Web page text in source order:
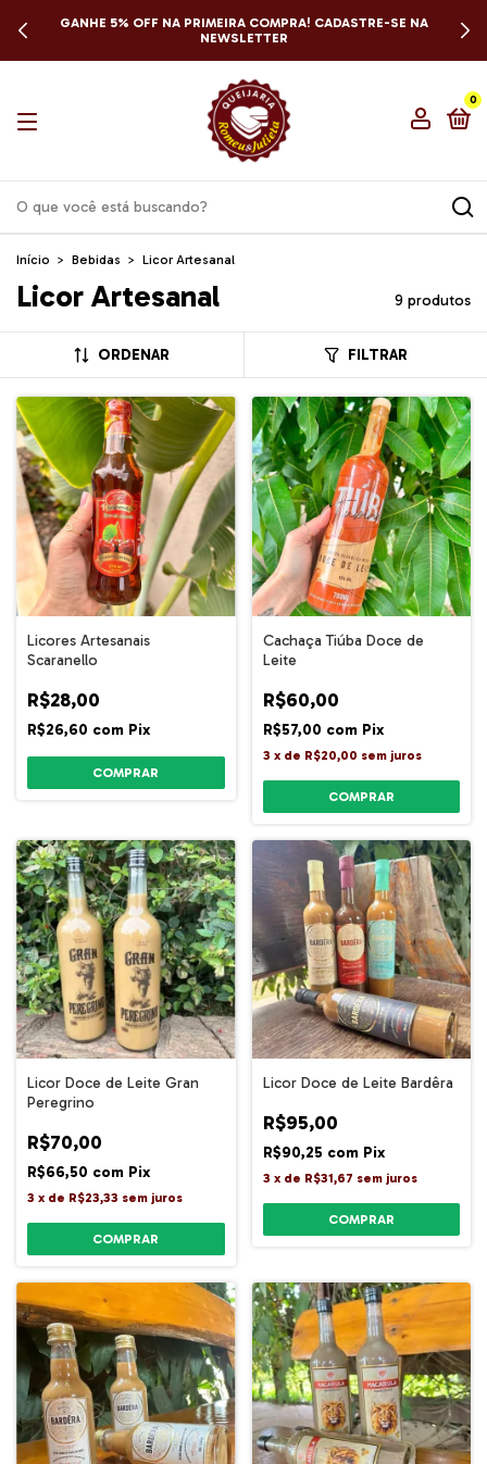
GANHE 5% OFF NA PRIMEIRA COMPRA! CADASTRE-SE NA
NEWSLETTER
0
Início > Bebidas > Licor Artesanal
Licor Artesanal 9 produtos
ORDENAR FILTRAR
Licores Artesanais
Scaranello
R$28,00
R$26,60 com Pix
COMPRAR
Cachaça Tiúba Doce de
Leite
R$60,00
R$57,00 com Pix
3 x de R$20,00 sem juros
Licor Doce de Leite Gran
Peregrino
R$70,00
R$66,50 com Pix
3 x de R$23,33 sem juros
Licor Doce de Leite Bardêra
R$95,00
R$90,25 com Pix
3 x de R$31,67 sem juros
COMPRAR